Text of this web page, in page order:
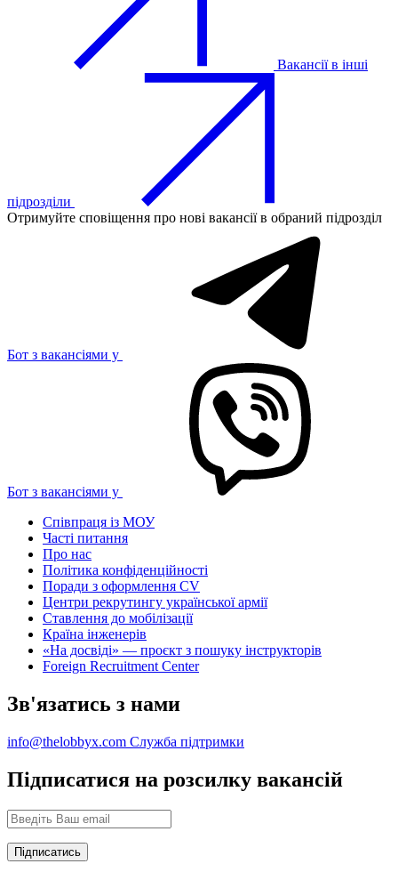
Вакансії в інші
підрозділи
Отримуйте сповіщення про нові вакансії в обраний підрозділ
Бот з вакансіями у
Бот з вакансіями у
Співпраця із МОУ
Часті питання
Про нас
Політика конфіденційності
Поради з оформлення CV
Центри рекрутингу української армії
Ставлення до мобілізації
Країна інженерів
«На досвіді» — проєкт з пошуку інструкторів
Foreign Recruitment Center
Зв'язатись з нами
info@thelobbyx.com Служба підтримки
Підписатися на розсилку вакансій